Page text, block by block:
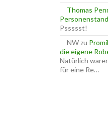
Thomas
Pssssst!
NWzu
die eigene
Natürlich
für eine Re…